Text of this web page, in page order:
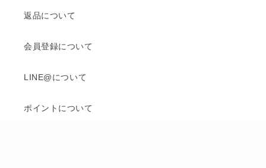
返品について
会員登録について
LINE@について
ポイントについて